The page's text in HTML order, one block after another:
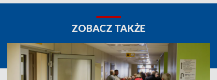
ZOBACZ TAKŻE